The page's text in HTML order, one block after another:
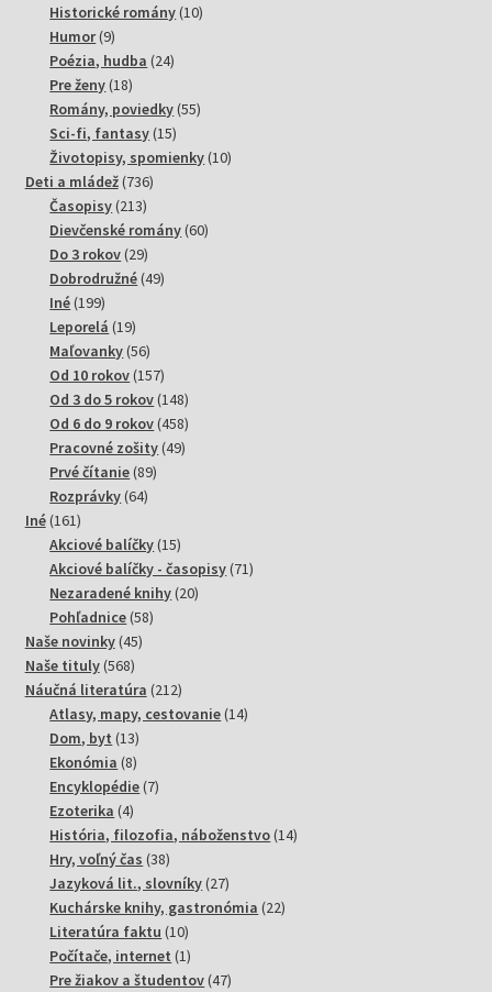
Historické romány 1010
Humor 99
produktov
Poézia, hudba 2424
Pre ženy 1818
produktov
Romány, poviedky 5555
Sci-fi, fantasy 1515
produktov
Životopisy, spomienky 1010
Deti a mládež 736736
Časopisy 213213
produktov
Dievčenské romány 6060
Do 3 rokov 2929
produktov
Dobrodružné 4949
Iné 199199
produktov
Leporelá 1919
produktov
Maľovanky 5656
produktov
Od 10 rokov 157157
produktov
Od 3 do 5 rokov 148148
produktov
Od 6 do 9 rokov 458458
produktov
Pracovné zošity 4949
Prvé čítanie 8989
Rozprávky 6464
Iné 161161
produktov
Akciové balíčky 1515
produktov
Akciové balíčky - časopisy 7171
Nezaradené knihy 2020
Pohľadnice 5858
Naše novinky 4545
Naše tituly 568568
produktov
Náučná literatúra 212212
produktov
Atlasy, mapy, cestovanie 1414
Dom, byt 1313
produktov
Ekonómia 88
produktov
Encyklopédie 77
Ezoterika 44
produkty
História, filozofia, náboženstvo 1414
Hry, voľný čas 3838
produktov
Jazyková lit., slovníky 2727
produktov
Kuchárske knihy, gastronómia 2222
Literatúra faktu 1010
produktov
Počítače, internet 11
produkt
Pre žiakov a študentov 4747